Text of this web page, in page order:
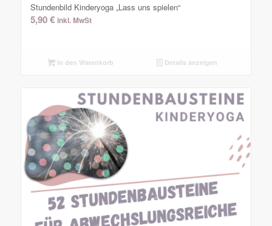
Stundenbild Kinderyoga „Lass uns spielen“
5,90€ inkl. MwSt
In den Warenkorb Details anzeigen